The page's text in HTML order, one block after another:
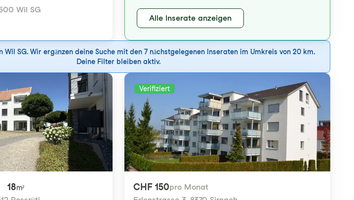
Wil SG
Alle Inserate anzeigen
Wil SG. Wir ergänzen deine Suche mit den 7 nächstgelegenen Inseraten im Umkreis von 20 km.
Deine Filter bleiben aktiv.
18m²
Verifiziert
CHF 150pro Monat